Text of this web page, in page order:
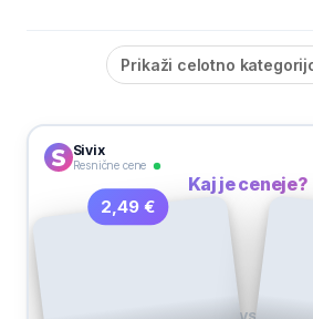
Prikaži celotno
Sivix
Resnične cene
Kaj je ceneje?
2,49 €